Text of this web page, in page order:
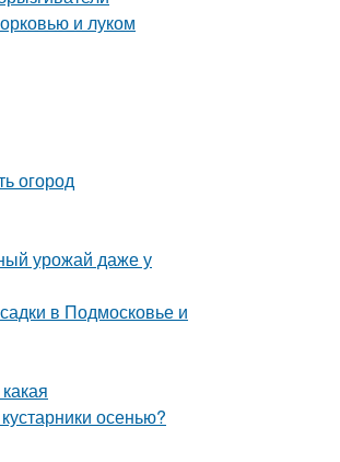
и луком
огород
урожай даже у
в Подмосковье и
осенью?